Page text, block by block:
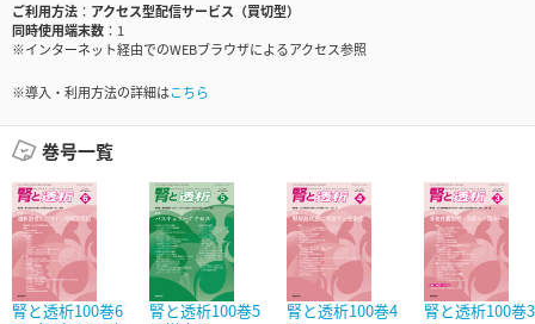
ご利用方法
アクセス型配信サービス（買切型）
同時使用端末数
1
※インターネット経由でのWEBブラウザによるアクセス参照
※導入・利用方法の詳細はこちら
巻号一覧
腎と透析100巻6
腎と透析100巻5
腎と透析100巻4
腎と透析100巻3